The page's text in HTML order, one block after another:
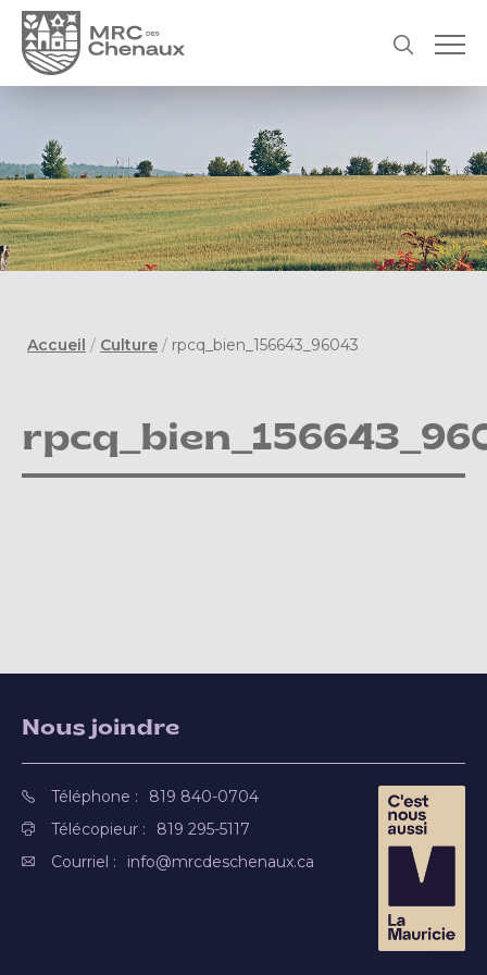
Accueil / Culture / rpcq_bien_156643_96043
Nous joindre
Téléphone :
819 840-0704
Télécopieur :
819 295-5117
Courriel :
info@mrcdeschenaux.ca